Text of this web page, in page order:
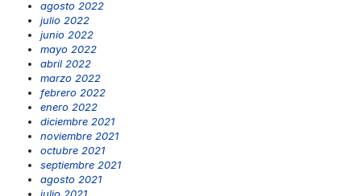
agosto 2022
julio 2022
junio 2022
mayo 2022
abril 2022
marzo 2022
febrero 2022
enero 2022
diciembre 2021
noviembre 2021
octubre 2021
septiembre 2021
agosto 2021